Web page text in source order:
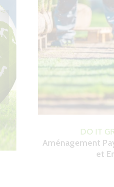
DO IT
Aménagement
et